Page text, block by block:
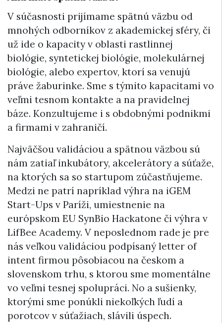
V súčasnosti prijímame spätnú väzbu od
mnohých odborníkov z akademickej sféry, či
už ide o kapacity v oblasti rastlinnej
biológie, syntetickej biológie, molekulárnej
biológie, alebo expertov, ktorí sa venujú
práve žaburinke. Sme s týmito kapacitami vo
veľmi tesnom kontakte a na pravidelnej
báze. Konzultujeme i s obdobnými podnikmi
a firmami v zahraničí.
Najväčšou validáciou a spätnou väzbou sú
nám zatiaľ inkubátory, akcelerátory a súťaže,
na ktorých sa so startupom zúčastňujeme.
Medzi ne patrí napríklad výhra na iGEM
Start-Ups v Paríži, umiestnenie na
európskom EU SynBio Hackatone či výhra v
LifBee Academy. V neposlednom rade je pre
nás veľkou validáciou podpísaný letter of
intent firmou pôsobiacou na českom a
slovenskom trhu, s ktorou sme momentálne
vo veľmi tesnej spolupráci. No a sušienky,
ktorými sme ponúkli niekoľkých ľudí a
porotcov v súťažiach, slávili úspech.